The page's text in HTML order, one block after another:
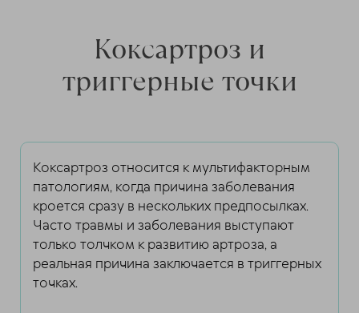
Коксартроз и
триггерные точки
Коксартроз относится к мультифакторным
патологиям, когда причина заболевания
кроется сразу в нескольких предпосылках.
Часто травмы и заболевания выступают
только толчком к развитию артроза, а
реальная причина заключается в триггерных
точках.